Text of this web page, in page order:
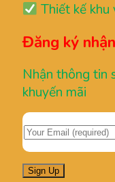
Thiết kế khu
Đăng ký
Nhận thông tin
khuyến mãi